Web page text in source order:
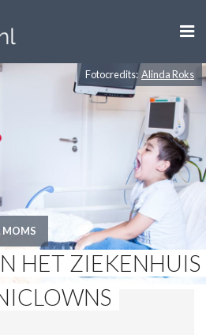

Fotocredits:Alinda Roks
MOMS
HET ZIEKENHUIS